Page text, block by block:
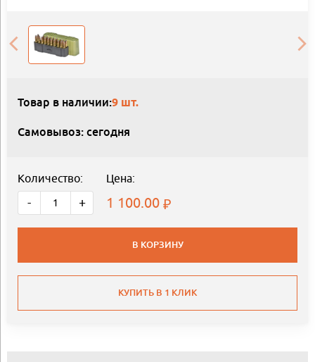
Товар в наличии:9 шт.
Самовывоз: сегодня
Количество:
- +
Цена:
1 100.00
В КОРЗИНУ
КУПИТЬ В 1 КЛИК